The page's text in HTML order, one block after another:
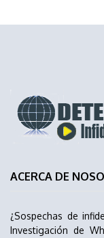
ACERCA DE
¿Sospechas de
Investigación de